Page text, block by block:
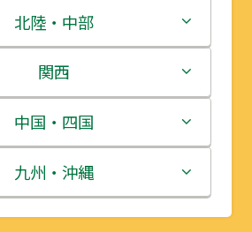
青森県
岩手県
宮城県
秋田県
山形県
茨城県
栃木県
群馬県
埼玉県
千葉県
北陸・中部
新潟県
富山県
石川県
福井県
関西
三重県
滋賀県
京都府
中国・四国
鳥取県
島根県
九州・沖縄
福岡県